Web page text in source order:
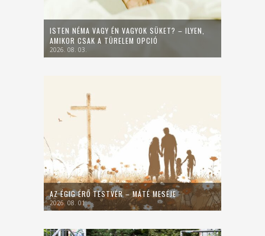
ISTEN NÉMA VAGY ÉN VAGYOK SÜKET? – ILYEN,
AMIKOR CSAK A TÜRELEM OPCIÓ
2026. 08. 03.
AZ ÉGIG ÉRŐ TESTVÉR – MÁTÉ MESÉJE
2026. 08. 01.